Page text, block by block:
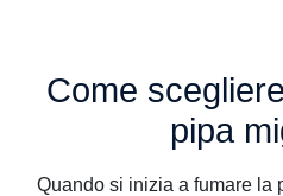
Come
pipa
Quando si inizia a fumare la